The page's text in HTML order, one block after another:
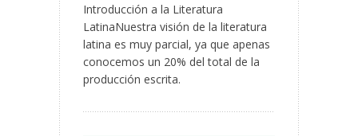
Introducción a la Literatura
LatinaNuestra visión de la literatura
latina es muy parcial, ya que apenas
conocemos un 20% del total de la
producción escrita.